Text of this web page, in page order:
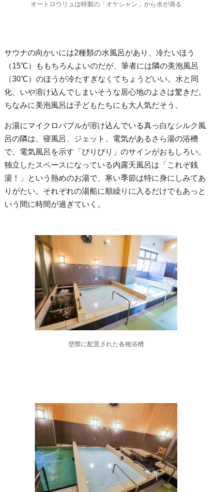
オートロウリュは特製の「オケシャン」から水が滴る
サウナの向かいには2種類の水風呂があり、冷たいほう
（15℃）ももちろんよいのだが、筆者には隣の美泡風呂
（30℃）のほうが冷たすぎなくてちょうどいい。水と同
化、いや溶け込んでしまいそうな居心地のよさは驚きだ。
ちなみに美泡風呂は子どもたちにも大人気だそう。
お湯にマイクロバブルが溶け込んでいる真っ白なシルク風
呂の隣は、寝風呂、ジェット、電気があるさら湯の浴槽
で、電気風呂を示す「びりびり」のサインがおもしろい。
独立したスペースになっている内露天風呂は「これぞ銭
湯！」という熱めのお湯で、寒い季節は特に身にしみてあ
りがたい。それぞれの湯船に順繰りに入るだけでもあっと
いう間に時間が過ぎていく。
壁際に配置された各種浴槽